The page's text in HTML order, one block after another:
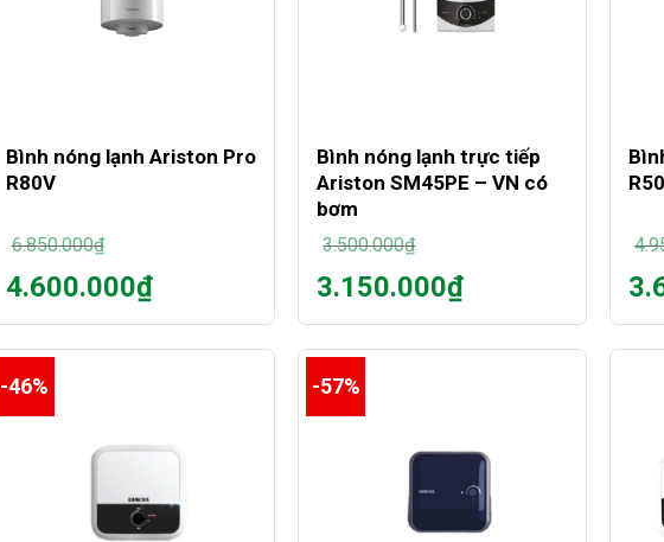
Bình nóng lạnh Ariston Pro
R80V
6.850.000₫
Giá
gốc
là:
4.600.000₫
tại
là:
4.600.000₫.
Bình nóng lạnh trực tiếp
Ariston SM45PE – VN có
bơm
3.500.000₫
Giá
gốc
là:
3.150.000₫
tại
là:
3.150.000₫.
Giá
gốc
là:
tại
-46% -57%